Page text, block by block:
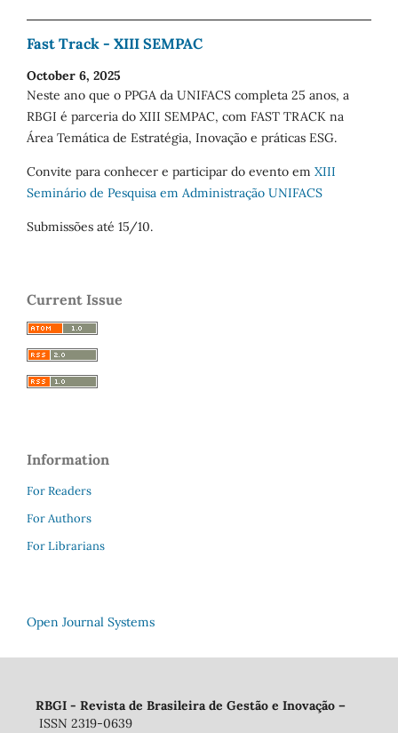
Fast Track - XIII SEMPAC
October 6, 2025
Neste ano que o PPGA da UNIFACS completa 25 anos, a
RBGI é parceria do XIII SEMPAC, com FAST TRACK na
Área Temática de Estratégia, Inovação e práticas ESG.
Convite para conhecer e participar do evento em XIII
Seminário de Pesquisa em Administração UNIFACS
Submissões até 15/10.
Current Issue
Information
For Readers
For Authors
For Librarians
Open Journal Systems
RBGI - Revista de Brasileira de Gestão e Inovação –
ISSN 2319-0639